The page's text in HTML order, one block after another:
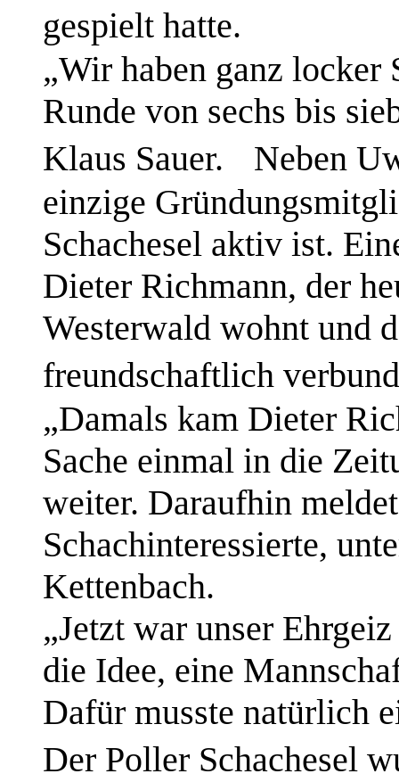
gespielt hatte.
„Wir haben ganz locker
Runde von sechs bis
Klaus Sauer. Neben
einzige
Schachesel aktiv ist.
Dieter Richmann, der
Westerwald wohnt und
freundschaftlich
„Damals kam Dieter
Sache einmal in die
weiter. Daraufhin
Schachinteressierte,
Kettenbach.
„Jetzt war unser
die Idee, eine
Dafür musste natürlich
Der Poller Schachesel